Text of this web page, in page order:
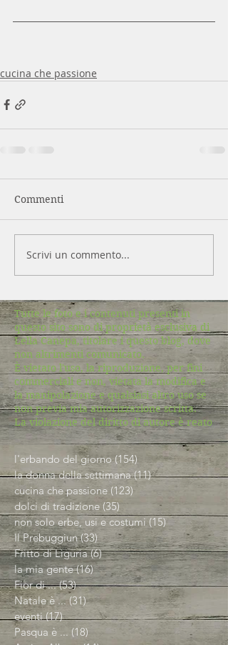
cucina che passione
Commenti
Scrivi un commento...
Tutte le foto e i contenuti presenti in
questo sito sono di proprietà esclusiva di
Lella Canepa, titolare i questo blog, dove
non altrimenti comunicato.
È vietato l'uso, la riproduzione, per fini
commerciali e non, vietata la modifica e
la manipolazione e qualsiasi altro uso se
non previa mia autorizzazione scritta.
La violazione del diritto di autore è reato
l'erbando del giorno (154) 154 post
la donna della settimana (11)11 post
cucina che passione (123) 123 post
dolci di tradizione (35) 35 post
non solo erbe, usi e costumi (15) 15 post
Il Prebuggiun (33)33 post
Fritto di Liguria (6)6 post
la mia gente (16)16 post
Fior di ... (53)53 post
Natale è ... (31)31 post
eventi (17)17 post
Pasqua è ... (18) 18 post